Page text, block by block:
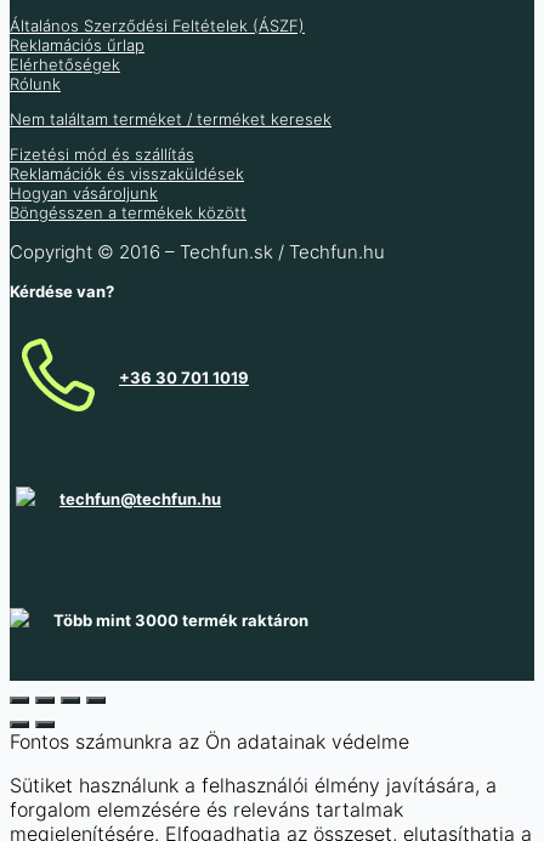
26 077Ft
(ÁFA nélkül 20 533Ft
2WD
Raktáron 13 db
valóság
megteremtéséhez
1 634Ft
(ÁFA nélkül 1 287 Ft
Raktáron 11 db
készlet 0-30V / 0-3A
Általános Szerződési Feltételek (ÁSZF)
Reklamációs űrlap
Elérhetőségek
Rólunk
Nem találtam terméket / terméket keresek
Fizetési mód és szállítás
Reklamációk és visszaküldések
Hogyan vásároljunk
Böngésszen a termékek között
Copyright © 2016 – Techfun.sk / Techfun.hu
Kérdése van?
+36 30 701 1019
techfun@techfun.hu
Több mint 3000 termék raktáron
Fontos számunkra az Ön adatainak védelme
Sütiket használunk a felhasználói élmény javítására, a
forgalom elemzésére és releváns tartalmak
megjelenítésére. Elfogadhatja az összeset, elutasíthatja a